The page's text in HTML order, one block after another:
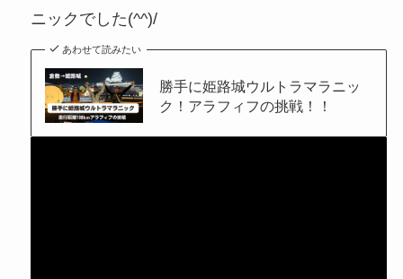
ニックでした(^^)/
あわせて読みたい
勝手に姫路城ウルトラマラニッ
ク！アラフィフの挑戦！！